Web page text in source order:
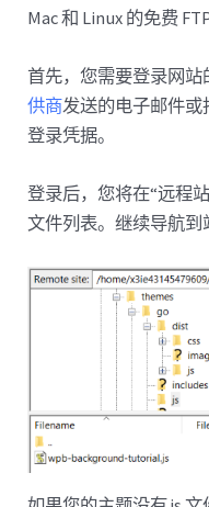
Mac 和 Linux 的免费
首先，您需要登录网站
供商发送的电子邮件或
登录凭据。
登录后，您将在“远程
文件列表。继续导航到